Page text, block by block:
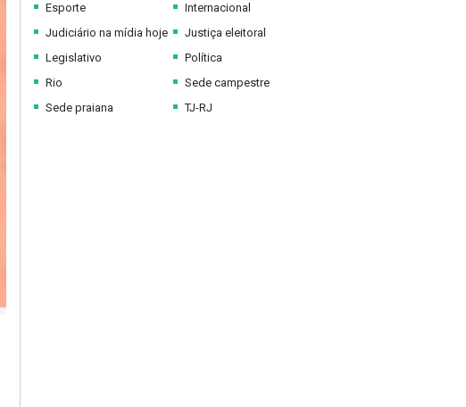
Esporte
Judiciário na mídia hoje
Legislativo
Rio
Sede praiana
Internacional
Justiça eleitoral
Política
Sede campestre
TJ-RJ